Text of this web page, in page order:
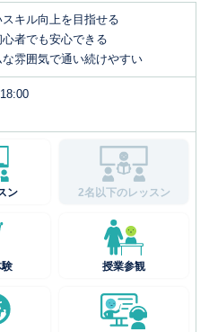
スキル向上を目指せる
心者でも安心できる
な雰囲気で通い続けやすい
ン 2名以下のレッスン
授業参観